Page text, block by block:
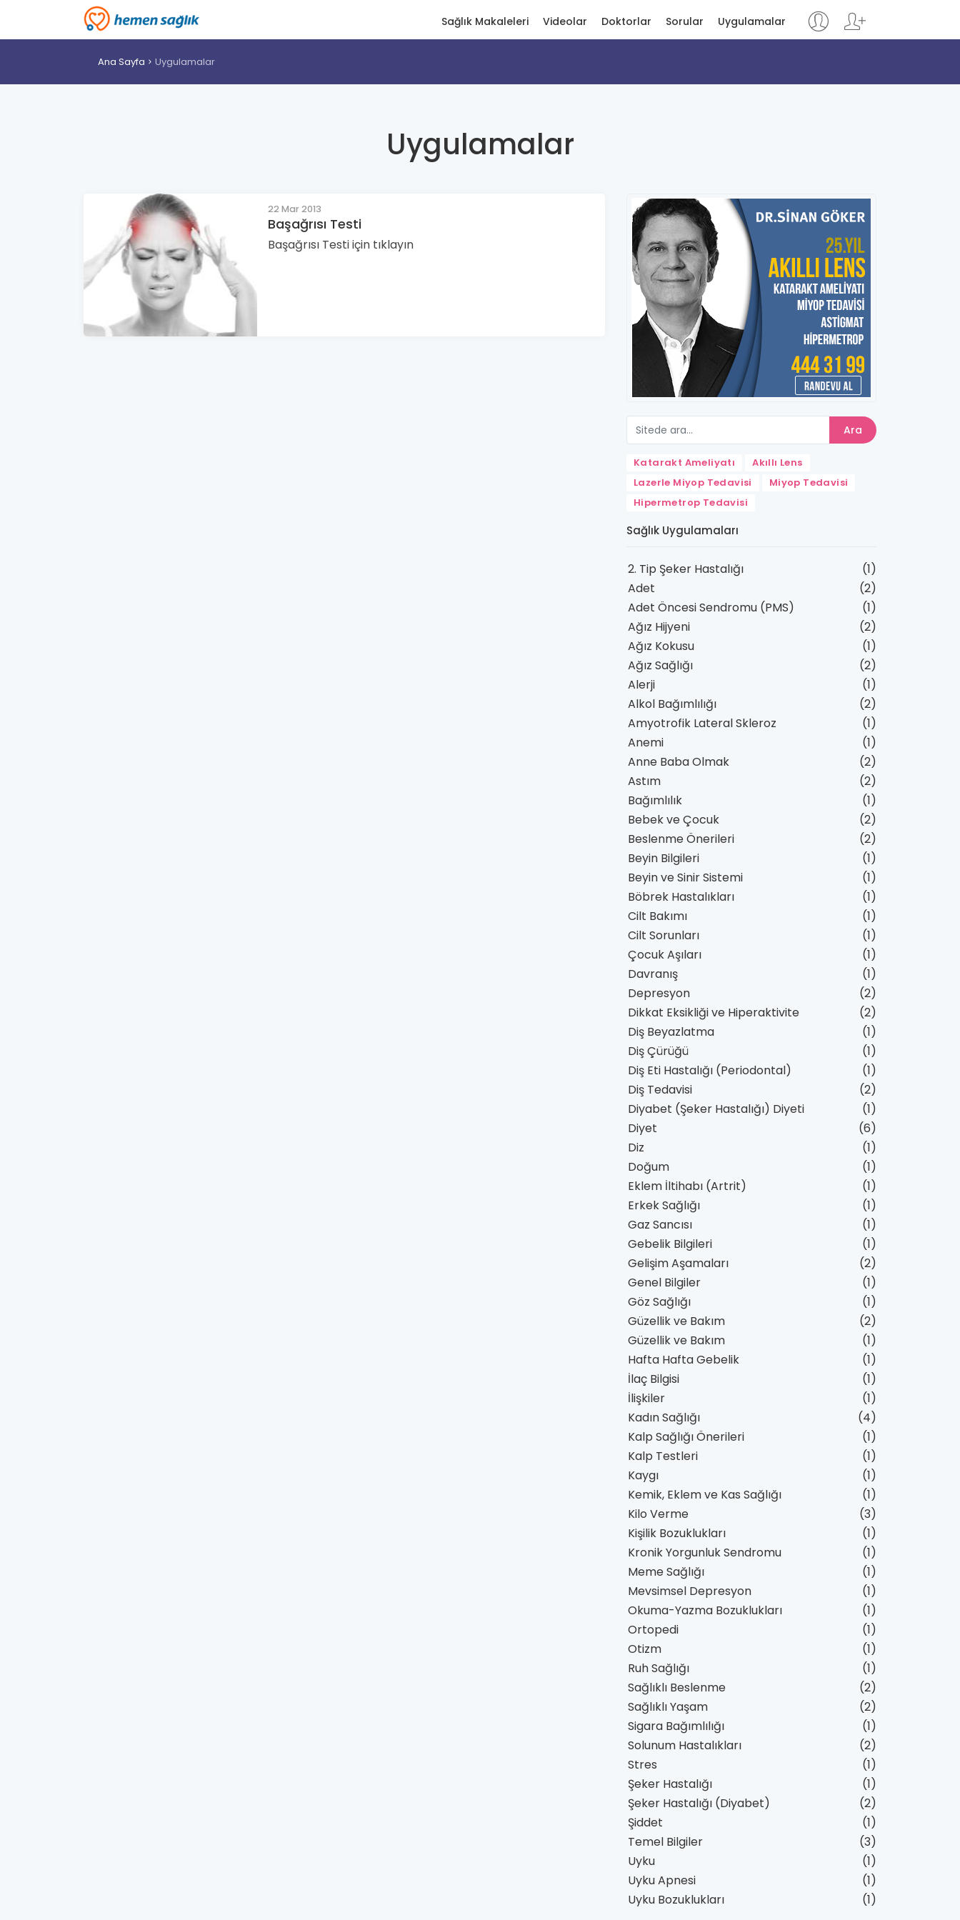
Sağlık Makaleleri Videolar Doktorlar Sorular Uygulamalar
Ana Sayfa Uygulamalar
Uygulamalar
22 Mar 2013
Başağrısı Testi
Başağrısı Testi için tıklayın
Ara
Katarakt Ameliyatı
Akıllı Lens
Lazerle Miyop Tedavisi
Miyop Tedavisi
Hipermetrop Tedavisi
Sağlık Uygulamaları
2. Tip Şeker Hastalığı
(1)
Adet
(2)
Adet Öncesi Sendromu (PMS)
(1)
Ağız Hijyeni
(2)
Ağız Kokusu
(1)
Ağız Sağlığı
(2)
Alerji
(1)
Alkol Bağımlılığı
(2)
Amyotrofik Lateral Skleroz
(1)
Anemi
(1)
Anne Baba Olmak
(2)
Astım
(2)
Bağımlılık
(1)
Bebek ve Çocuk
(2)
Beslenme Önerileri
(2)
Beyin Bilgileri
(1)
Beyin ve Sinir Sistemi
(1)
Böbrek Hastalıkları
(1)
Cilt Bakımı
(1)
Cilt Sorunları
(1)
Çocuk Aşıları
(1)
Davranış
(1)
Depresyon
(2)
Dikkat Eksikliği ve Hiperaktivite
(2)
Diş Beyazlatma
(1)
Diş Çürüğü
(1)
Diş Eti Hastalığı (Periodontal)
(1)
Diş Tedavisi
(2)
Diyabet (Şeker Hastalığı) Diyeti
(1)
Diyet
(6)
Diz
(1)
Doğum
(1)
Eklem İltihabı (Artrit)
(1)
Erkek Sağlığı
(1)
Gaz Sancısı
(1)
Gebelik Bilgileri
(1)
Gelişim Aşamaları
(2)
Genel Bilgiler
(1)
Göz Sağlığı
(1)
Güzellik ve Bakım
(2)
Güzellik ve Bakım
(1)
Hafta Hafta Gebelik
(1)
İlaç Bilgisi
(1)
İlişkiler
(1)
Kadın Sağlığı
(4)
Kalp Sağlığı Önerileri
(1)
Kalp Testleri
(1)
Kaygı
(1)
Kemik, Eklem ve Kas Sağlığı
(1)
Kilo Verme
(3)
Kişilik Bozuklukları
(1)
Kronik Yorgunluk Sendromu
(1)
Meme Sağlığı
(1)
Mevsimsel Depresyon
(1)
Okuma-Yazma Bozuklukları
(1)
Ortopedi
(1)
Otizm
(1)
Ruh Sağlığı
(1)
Sağlıklı Beslenme
(2)
Sağlıklı Yaşam
(2)
Sigara Bağımlılığı
(1)
Solunum Hastalıkları
(2)
Stres
(1)
Şeker Hastalığı
(1)
Şeker Hastalığı (Diyabet)
(2)
Şiddet
(1)
Temel Bilgiler
(3)
Uyku
(1)
Uyku Apnesi
(1)
Uyku Bozuklukları
(1)